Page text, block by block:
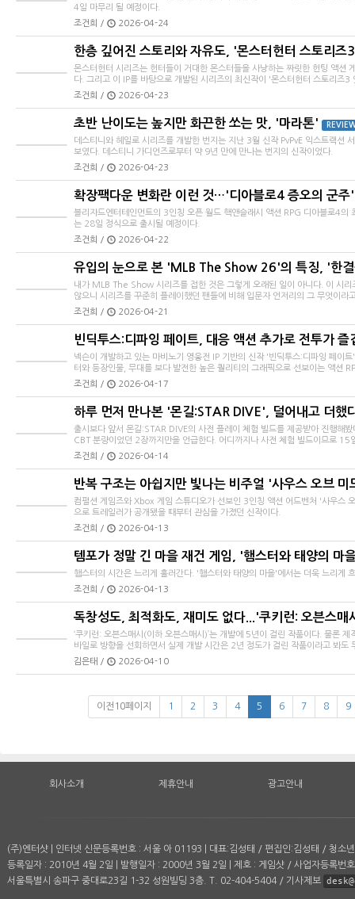
4일 마무리 될 예정이다.
조건희 /
2026-04-24
한층 깊어진 스토리와 자유도, '몬스터헌터 스토리즈
몬스터헌터 시리즈는 헌터들이 거대한 몬스터들을 사냥하는 짜릿한 헌팅 액션
다. 그리고 이 IP를 바탕으로 개발된 시리즈의 최신작이 '몬스터헌터 스토리즈3
조건희 /
2026-04-23
초반 난이도는 높지만 화끈한 쏘는 맛, '마라톤'
데스티니와 헤일로 시리즈를 개발한 번지는 지난 3월 신작 PvPvE 익스트랙션
보였다. 데스티니 가디언즈로부터 약 9년 만에 만나는 번지의 신작이었다.
조건희 /
2026-04-23
확장팩다운 변화란 이런 것…'디아블로4 증오의 군주'
블리자드엔터테인먼트의 3인칭 오픈 월드 핵앤슬래시 액션 RPG 디아블로4
는 28일 정식으로 출시될 예정이다.
조건희 /
2026-04-22
유입의 눈으로 본 'MLB The Show 26'의 특징, '한
내가 MLB The Show 시리즈를 접한 것은 그렇게 오래된 일이 아니다. 이 시리
않으니 시리즈를 꾸준히 플레이했던 팬들에 비해 입문자 언저리의 그 무엇이라
조건희 /
2026-04-21
빈딕투스:디파잉 페이트, 대응 액션 추가로 전투가 즐
넥슨이 개발하고 있는 마비노기 영웅전 IP 기반의 신작 '빈딕투스:디파잉 페이
터와 등장인물, 무대를 보다 발전한 높은 퀄리티의 그래픽으로 선보이는 액션
조건희 /
2026-04-17
하루 먼저 만나본 '몬길:STAR DIVE', 덜어내고 더했
출시보다 앞서 몬길:STAR DIVE의 사전 플레이 체험 빌드를 제공받아 진행해
CBT 분량이었던 2장까지만을 언급한다. 어디까지나 사전 체험 빌드이므로 15
조건희 /
2026-04-14
반복 구조는 아쉽지만 빛나는 비주얼 '사우스 오브 미
컴펄션 게임즈와 Xbox 게임 스튜디오가 선보인 3인칭 액션 어드벤처 '사우
으로 트레일러가 공개됐을 때부터 관심을 가졌던 신작이다.
조건희 /
2026-04-13
템포가 정말 긴 마을 재건 게임, '햄스터와 태양의 마
햄스터의 시간은 느리게 흘러간다. '햄스터와 태양의 마을'에서는 더욱 느리게
조건희 /
2026-04-13
독창성도, 최적화도, 재미도 없다...'쿠키런: 오븐스매
‘쿠키런: 오븐스매시(이하 오븐스매시)’는 개발에 5년이 걸린 작품이다. 물론
바일로 방향을 선회하면서 실제 개발 시간은 2년 정도가 걸린 작품이라고 봐도
김은태 /
2026-04-10
이전10페이지 1 2 3 4 5 6 7 8 9
회사소개 제휴안내 광고안내
(주)엔터샷 | 인터넷 신문등록번호 : 서울 아 01193 | 대표:김성태 / 편집인:김성태 / 청소
등록일자 : 2010년 4월 2일 | 발행일자 : 2000년 3월 2일 | 제호 : 게임샷 / 사업자등록번
서울특별시 송파구 중대로23길 1-32 성원빌딩 3층. T. 02-404-5404 / 기사제보